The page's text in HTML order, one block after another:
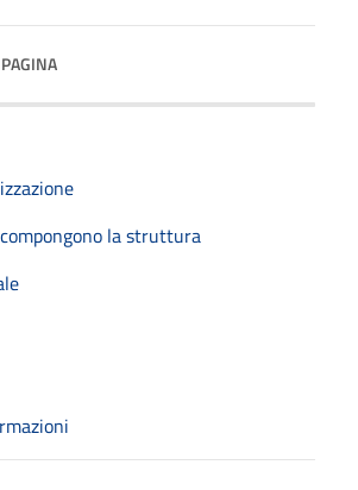
la struttura